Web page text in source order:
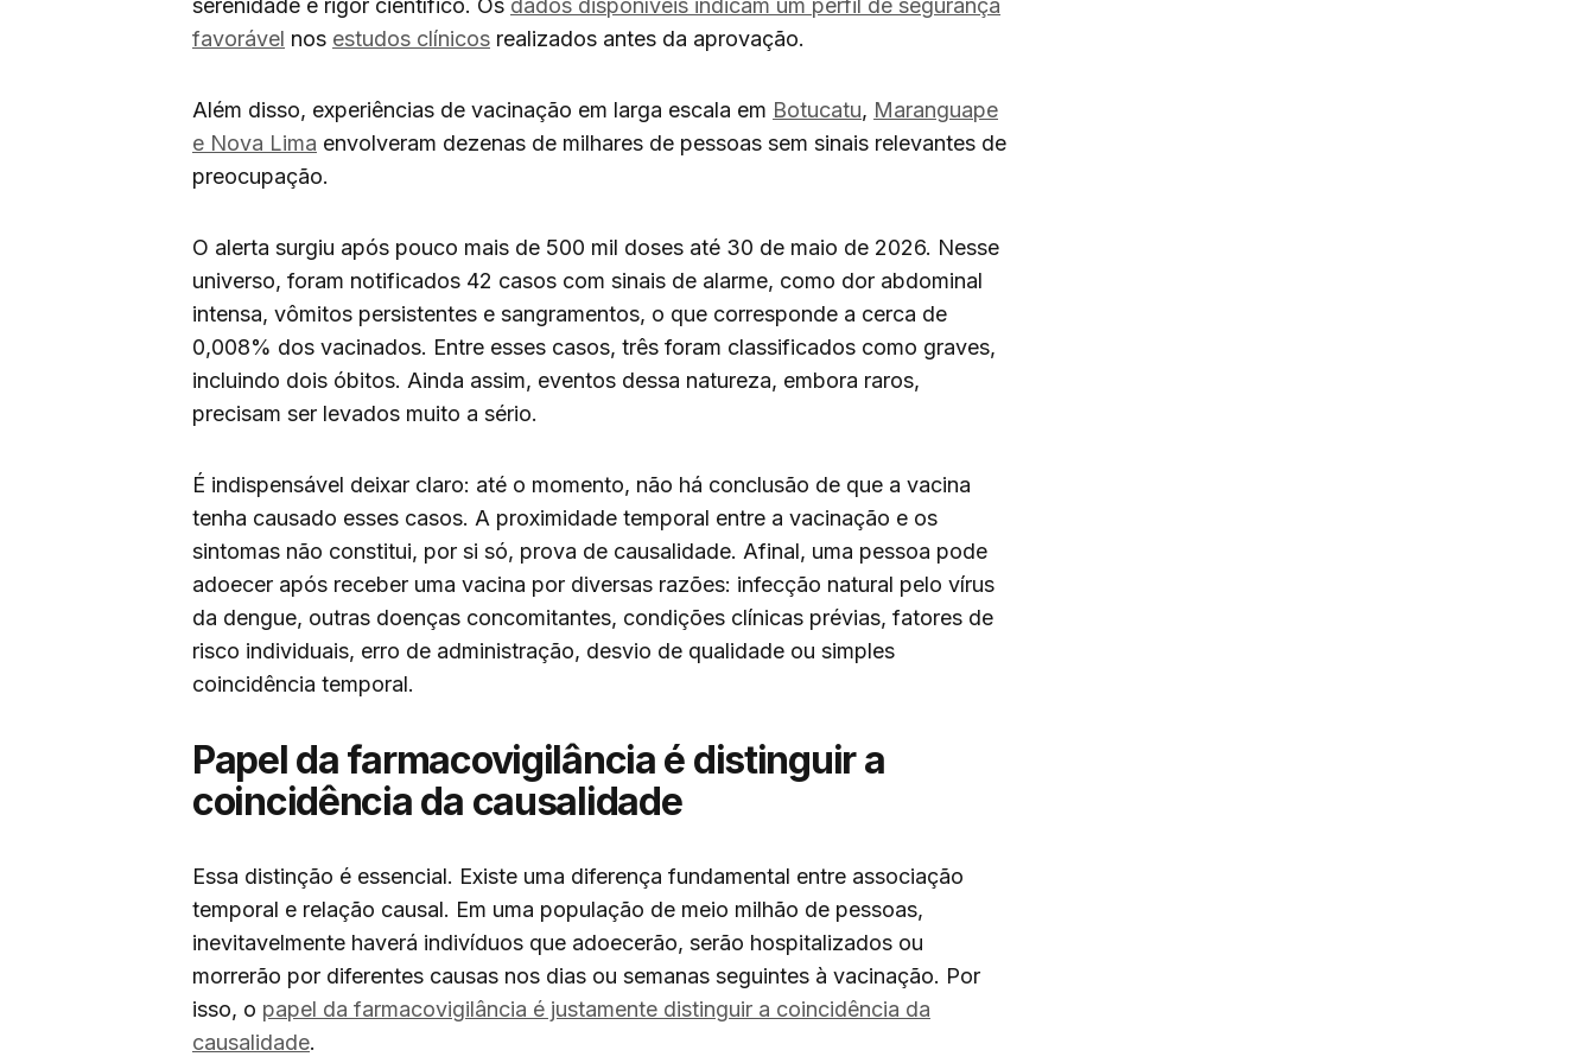
serenidade e rigor científico. Os dados disponíveis indicam um perfil de segurança
favorável nos estudos clínicos realizados antes da aprovação.
Além disso, experiências de vacinação em larga escala em Botucatu, Maranguape
e Nova Lima envolveram dezenas de milhares de pessoas sem sinais relevantes de
preocupação.
O alerta surgiu após pouco mais de 500 mil doses até 30 de maio de 2026. Nesse
universo, foram notificados 42 casos com sinais de alarme, como dor abdominal
intensa, vômitos persistentes e sangramentos, o que corresponde a cerca de
0,008% dos vacinados. Entre esses casos, três foram classificados como graves,
incluindo dois óbitos. Ainda assim, eventos dessa natureza, embora raros,
precisam ser levados muito a sério.
É indispensável deixar claro: até o momento, não há conclusão de que a vacina
tenha causado esses casos. A proximidade temporal entre a vacinação e os
sintomas não constitui, por si só, prova de causalidade. Afinal, uma pessoa pode
adoecer após receber uma vacina por diversas razões: infecção natural pelo vírus
da dengue, outras doenças concomitantes, condições clínicas prévias, fatores de
risco individuais, erro de administração, desvio de qualidade ou simples
coincidência temporal.
Papel da farmacovigilância é distinguir a
coincidência da causalidade
Essa distinção é essencial. Existe uma diferença fundamental entre associação
temporal e relação causal. Em uma população de meio milhão de pessoas,
inevitavelmente haverá indivíduos que adoecerão, serão hospitalizados ou
morrerão por diferentes causas nos dias ou semanas seguintes à vacinação. Por
isso, o papel da farmacovigilância é justamente distinguir a coincidência da
causalidade.